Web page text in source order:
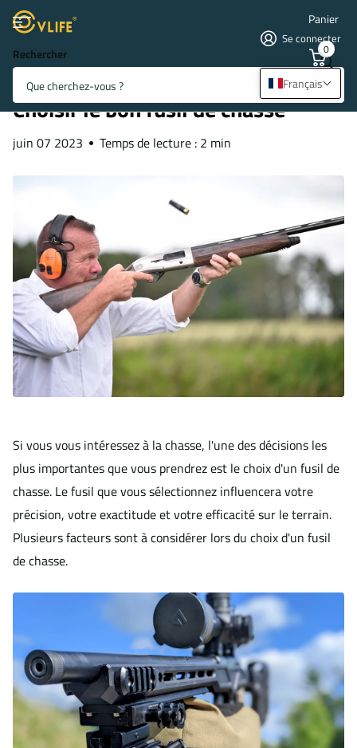
Rechercher
Se connecter
Panier
0
Page d'accueil
Choisir le bon fusil de chasse
Choisir le bon fusil de chasse
juin 07 2023 Temps de lecture : 2 min
Si vous vous intéressez à la chasse, l'une des décisions les
plus importantes que vous prendrez est le choix d'un fusil de
chasse. Le fusil que vous sélectionnez influencera votre
précision, votre exactitude et votre efficacité sur le terrain.
Plusieurs facteurs sont à considérer lors du choix d'un fusil
de chasse.
Français